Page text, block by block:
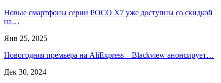
Новые смартфоны серии POCO X7 уже доступны со скидкой
на…
Янв 25, 2025
Новогодняя премьера на AliExpress – Blackview анонсирует…
Дек 30, 2024